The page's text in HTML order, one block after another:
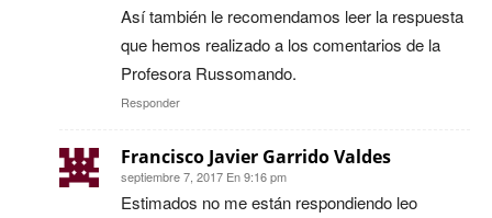
Así también le recomendamos leer la respuesta
que hemos realizado a los comentarios de la
Profesora Russomando.
Responder
Francisco Javier Garrido Valdes
septiembre 7, 2017 En 9:16 pm
Estimados no me están respondiendo leo